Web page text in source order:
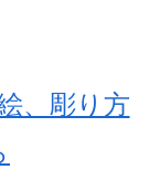
、彫り方